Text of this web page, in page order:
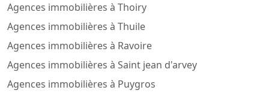
Agences immobilières à Thoiry
Agences immobilières à Thuile
Agences immobilières à Ravoire
Agences immobilières à Saint jean d'arvey
Agences immobilières à Puygros